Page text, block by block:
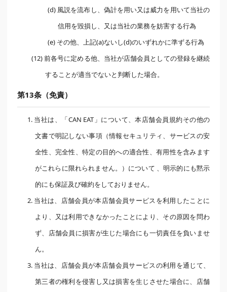
(d) 風説を流布し、偽計を用い又は威力を用いて当社の
信用を毀損し、又は当社の業務を妨害する行為
(e) その他、上記(a)ないし(d)のいずれかに準ずる行為
(12) 前各号に定める他、当社が店舗会員としての登録を継続
することが適当でないと判断した場合。
第13条（免責）
1. 当社は、「CAN EAT」について、本店舗会員規約その他の
文書で明記しない事項（情報セキュリティ、サービスの安
全性、完全性、特定の目的への適合性、有用性を含みます
がこれらに限れられません。）について 、明示的にも黙示
的にも保証及び確約をしておりません。
2. 当社は、店舗会員が本店舗会員サービスを利用したことに
より、又は利用できなかったことにより、その原因を問わ
ず、店舗会員に損害が生じた場合にも一切責任を負いませ
ん。
3. 当社は、店舗会員が本店舗会員サービスの利用を通じて、
第三者の権利を侵害し又は損害を生じさせた場合に、店舗